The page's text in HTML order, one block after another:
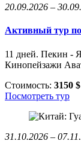
20.09.2026 –
Активный тур
11 дней. Пекин -
Кинопейзажи
Стоимость: 3150 $
Посмотреть тур
31.10.2026 –